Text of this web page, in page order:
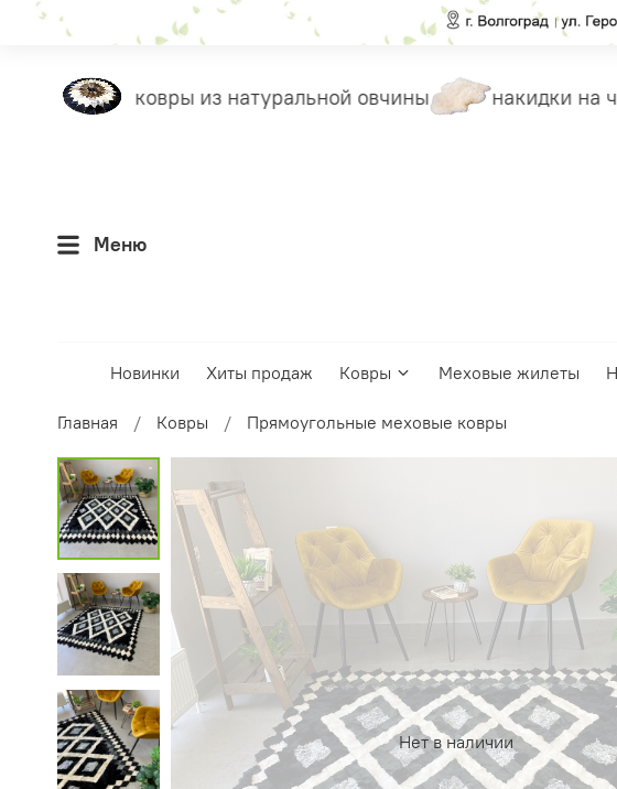
ковры из натуральной овчины накидки на
Меню
Новинки Хиты продаж Ковры Меховые жилеты
Главная Ковры Прямоугольные меховые ковры
Нет в наличии